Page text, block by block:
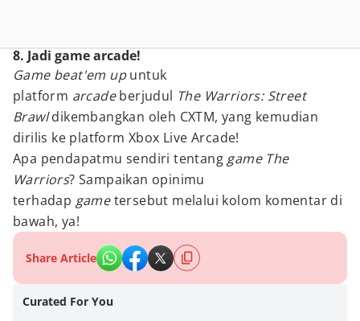
8. Jadi game arcade!
Game beat'em upuntuk
platform arcadeberjudul The Warriors: Street
Brawldikembangkan oleh CXTM, yang kemudian
dirilis ke platform Xbox Live Arcade!
Apa pendapatmu sendiri tentang game The
Warriors? Sampaikan opinimu
terhadap gametersebut melalui kolom komentar di
bawah, ya!
Share Article
Curated For You